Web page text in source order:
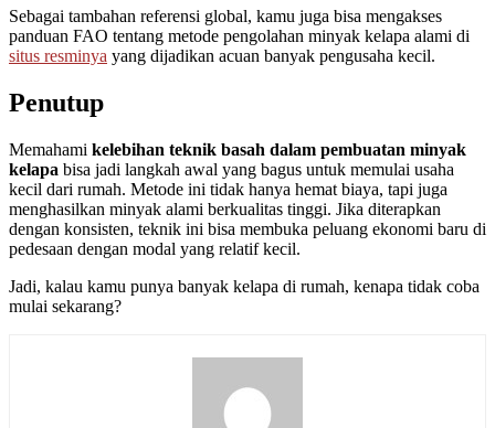
Sebagai tambahan referensi global, kamu juga bisa mengakses
panduan FAO tentang metode pengolahan minyak kelapa alami di
situs resminya yang dijadikan acuan banyak pengusaha kecil.
Penutup
Memahami kelebihan teknik basah dalam pembuatan minyak
kelapa bisa jadi langkah awal yang bagus untuk memulai usaha
kecil dari rumah. Metode ini tidak hanya hemat biaya, tapi juga
menghasilkan minyak alami berkualitas tinggi. Jika diterapkan
dengan konsisten, teknik ini bisa membuka peluang ekonomi baru di
pedesaan dengan modal yang relatif kecil.
Jadi, kalau kamu punya banyak kelapa di rumah, kenapa tidak coba
mulai sekarang?